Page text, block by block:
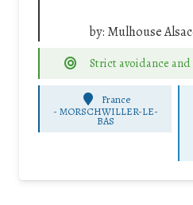
by: Mulhouse
Strict avoidance
France
- MORSCHWILLER-LE-
BAS